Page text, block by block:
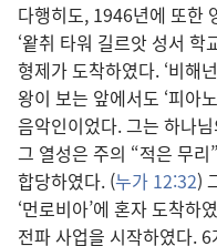
다행히도, 1946년에 또한
‘왙취 타워 길르앗 성서 학
형제가 도착하였다. ‘비해
왕이 보는 앞에서도 ‘피아
음악인이었다. 그는 하나
그 열성은 주의 “적은 무
합당하였다. (누가 12:32)
‘먼로비아’에 혼자 도착하
전파 사업을 시작하였다.